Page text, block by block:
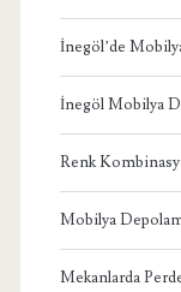
İnegöl’de
İnegöl Mobilya
Renk
Mobilya
Mekanlarda